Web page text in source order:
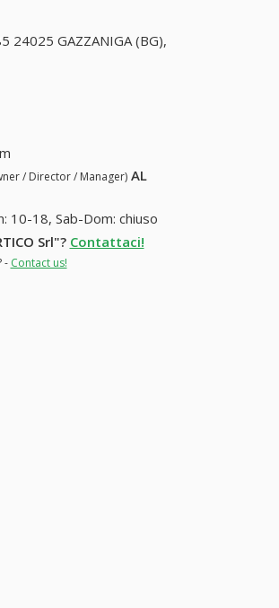
24025 GAZZANIGA (BG),
/ Director / Manager) AL
10-18, Sab-Dom: chiuso
Srl"? Contattaci!
- Contact us!